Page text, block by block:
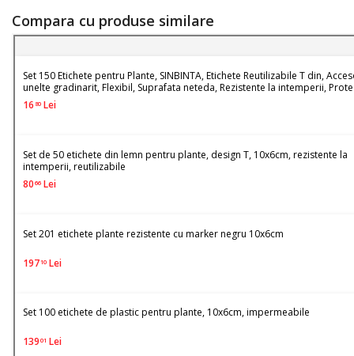
4cm * 15cm, Argintiu
Multicolor
Compara cu produse similare
Set 150 Etichete pentru Plante, SINBINTA, Etichete Reutilizabile T din,
unelte gradinarit, Flexibil, Suprafata neteda, Rezistente la intemperii,
UV, Instalare usoara, PVC, 10x6cm, Multicolor
16 80 Lei
Set de 50 etichete din lemn pentru plante, design T, 10x6cm, rezistente la
intemperii, reutilizabile
80 66 Lei
Set 201 etichete plante rezistente cu marker negru 10x6cm
19710 Lei
Set 100 etichete de plastic pentru plante, 10x6cm, impermeabile
139 01 Lei